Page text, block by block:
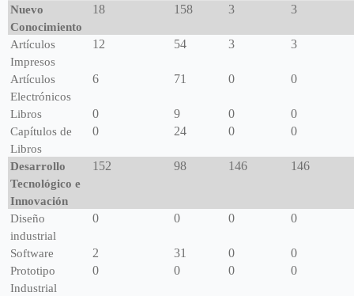
Nuevo
Conocimiento
18 158 3 3
Artículos
Impresos
12 54 3 3
Artículos
Electrónicos
6 71 0 0
Libros 0 9 0 0
Capítulos de
Libros
0 24 0 0
Desarrollo
Tecnológico e
Innovación
152 98 146 146
Diseño
industrial
0 0 0 0
Software 2 31 0 0
Prototipo
Industrial
0 0 0 0